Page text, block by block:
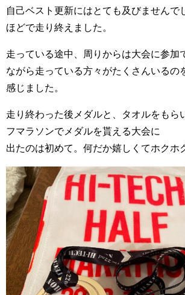
自己ベスト更新にはとても及びませんで
ほどで走り終えました。
走っている途中、周りからは大会に参加
ながら走っている方々がたくさんいるの
感じました。
走り終わった後メダルと、タオルをもら
フマラソンでメダルを貰える大会に
出たのは初めて。何だか嬉しくてホクホ